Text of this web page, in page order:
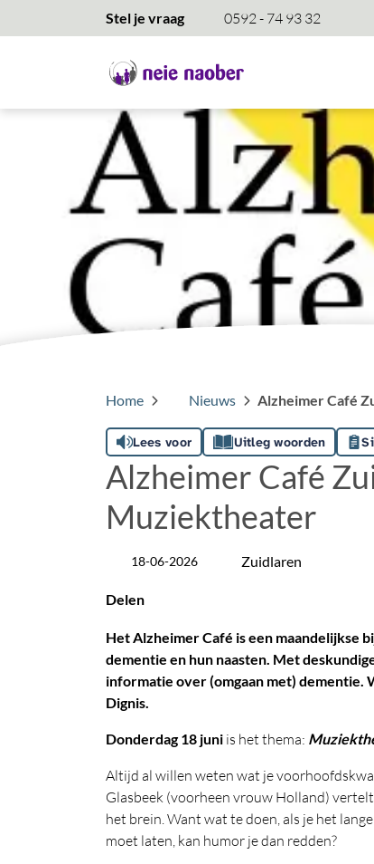
Stel je vraag 0592 - 74 93 32
Home Nieuws Alzheimer Café
Lees voor Uitleg woorden
Alzheimer Café
Muziektheater
Datum
18-06-2026
LocatieZuidlaren
Delen
Het Alzheimer Café is een maandelijkse
dementie en hun naasten. Met
informatie over (omgaan met) dementie.
Dignis.
Donderdag 18 juni is het thema:
Altijd al willen weten wat je
Glasbeek (voorheen vrouw Holland)
het brein. Want wat te doen, als je het
moet laten, kan humor je dan redden?